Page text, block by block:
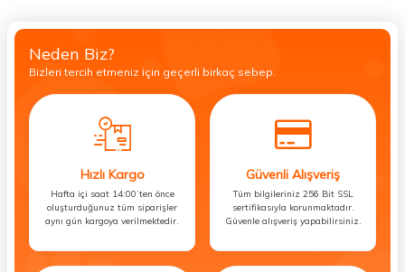
Neden Biz?
Bizleri tercih etmeniz için geçerli birkaç sebep.
Hızlı Kargo
Hafta içi saat 14:00’ten önce
oluşturduğunuz tüm siparişler
aynı gün kargoya verilmektedir.
Güvenli Alışveriş
Tüm bilgileriniz 256 Bit SSL
sertifikasıyla korunmaktadır.
Güvenle alışveriş yapabilirsiniz.